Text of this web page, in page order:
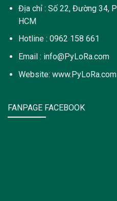
Địa chỉ : Số 22, Đường 34,
HCM
Hotline : 0962 158 661
Email : info@PyLoRa.com
Website: www.PyLoRa.com
FANPAGE FACEBOOK